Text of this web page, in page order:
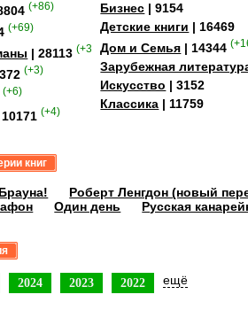
(+86)
(+69)
| 28113 (+358)
(+3)
(+6)
10171 (+4)
Бизнес | 9154
Детские книги | 16469
Дом и Семья | 14344
Зарубежная
Искусство | 3152
Классика | 11759
книг
Роберт Ленгдон (новый
Один день Русская
2024 2023 2022 ещё